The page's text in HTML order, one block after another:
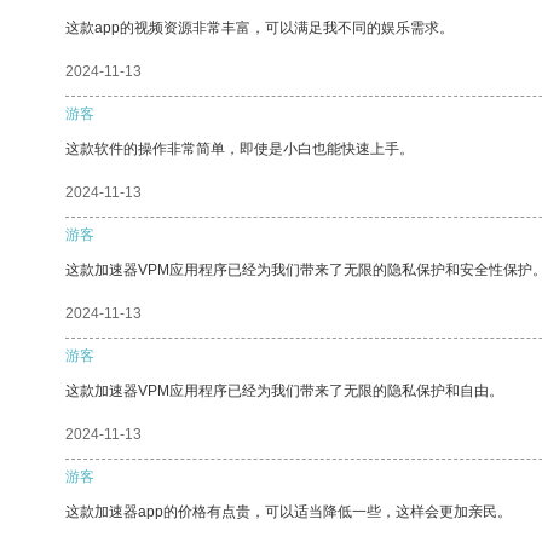
这款app的视频资源非常丰富，可以满足我不同的娱乐需求。
2024-11-13
游客
这款软件的操作非常简单，即使是小白也能快速上手。
2024-11-13
游客
这款加速器VPM应用程序已经为我们带来了无限的隐私保护和安全性保护
2024-11-13
游客
这款加速器VPM应用程序已经为我们带来了无限的隐私保护和自由。
2024-11-13
游客
这款加速器app的价格有点贵，可以适当降低一些，这样会更加亲民。